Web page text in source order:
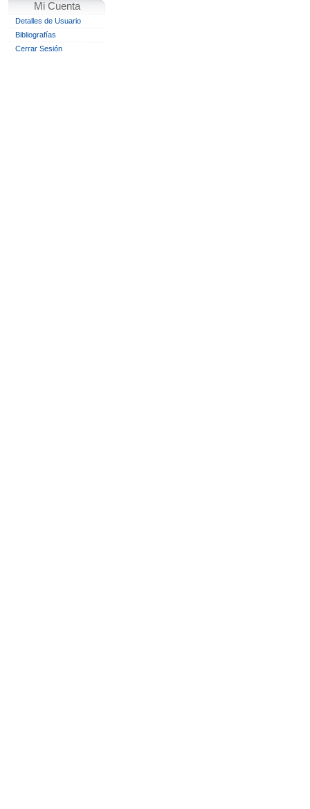
Mi Cuenta
Detalles de Usuario
Bibliografías
Cerrar Sesión